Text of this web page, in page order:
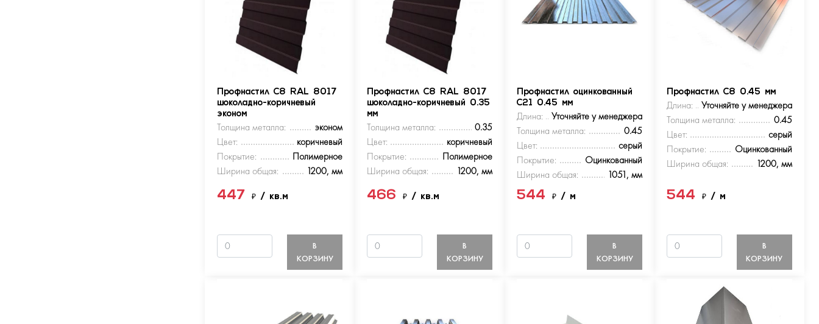
Профнастил С8 RAL 8017
шоколадно-коричневый
эконом
Толщина металла:
эконом
Цвет:
коричневый
Покрытие:
Полимерное
Ширина общая:
1200, мм
447₽/ кв.м
В
КОРЗИНУ
Профнастил С8 RAL 8017
шоколадно-коричневый 0.35
мм
Толщина металла:
0.35
Цвет:
коричневый
Покрытие:
Полимерное
Ширина общая:
1200, мм
466₽/ кв.м
В
КОРЗИНУ
Профнастил оцинкованный
С21 0.45 мм
Длина:
Уточняйте у менеджера
Толщина металла:
0.45
Цвет:
серый
Покрытие:
Оцинкованный
Ширина общая:
1051, мм
544₽/ м
В
КОРЗИНУ
Профнастил С8 0.45 мм
Длина:
Уточняйте у менеджера
Толщина металла:
0.45
Цвет:
серый
Покрытие:
Оцинкованный
Ширина общая:
1200, мм
544 ₽ / м
В
КОРЗИНУ